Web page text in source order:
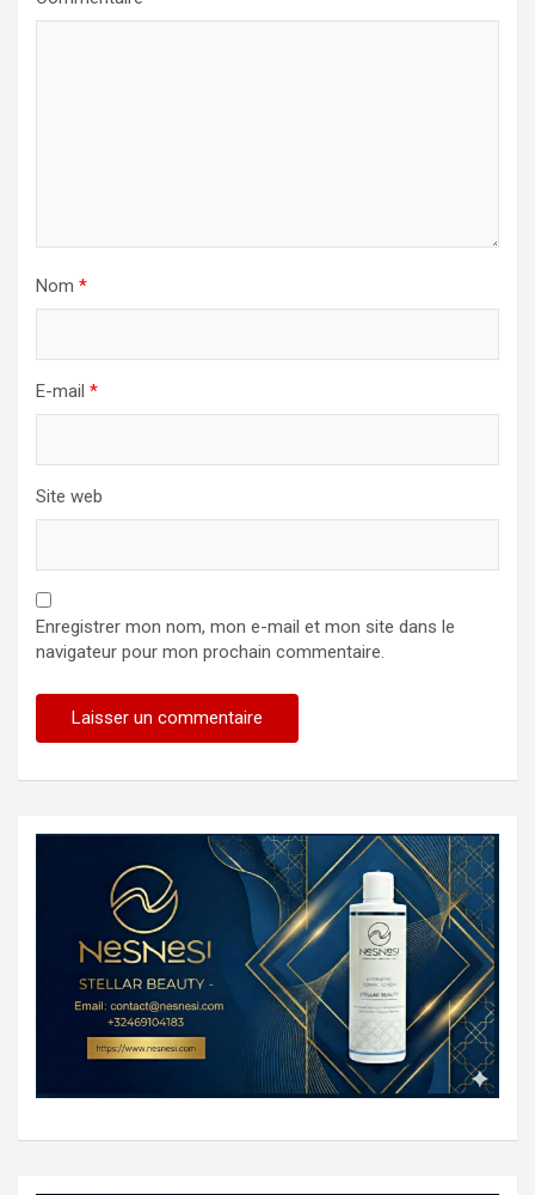
Nom *
E-mail *
Site web
Enregistrer mon nom, mon e-mail et mon site dans le
navigateur pour mon prochain commentaire.